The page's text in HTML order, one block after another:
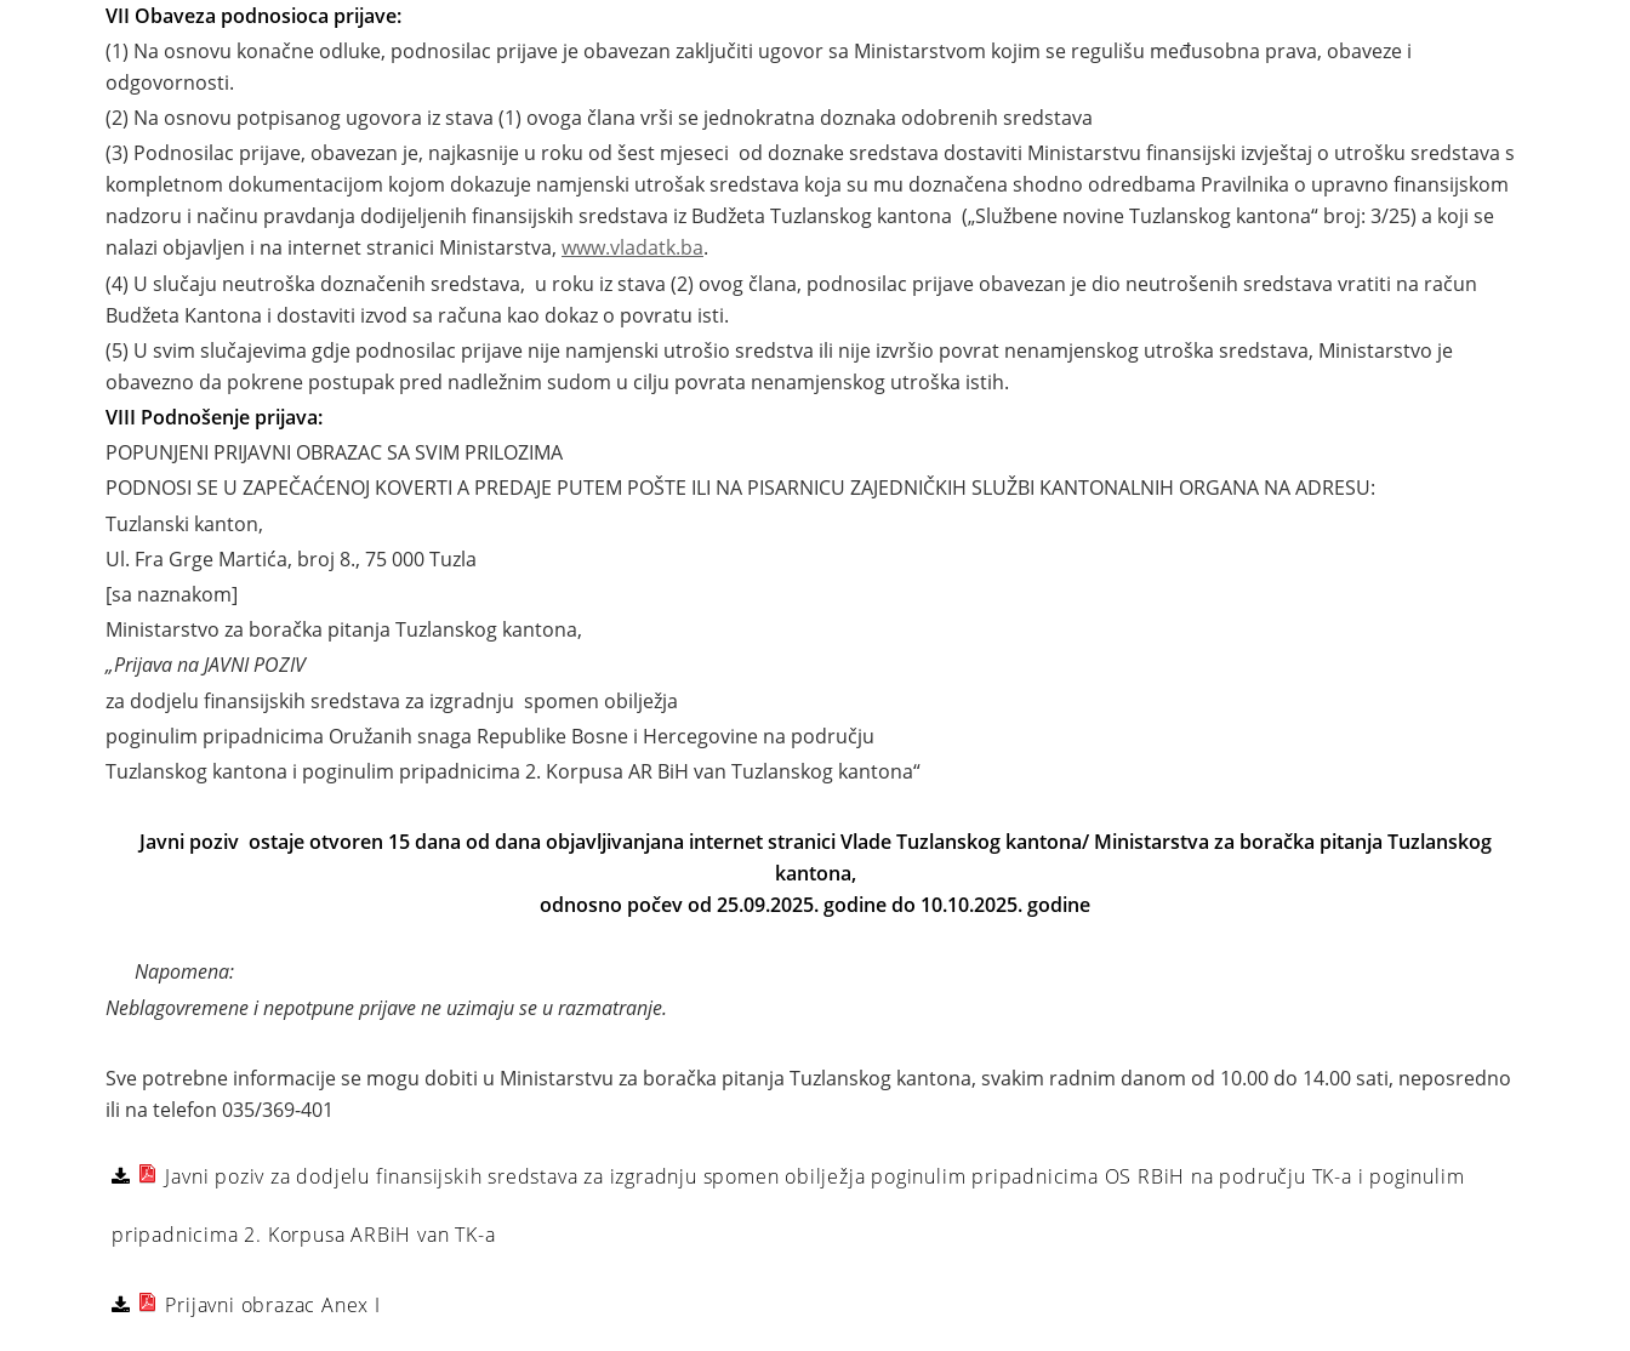
VII Obaveza podnosioca prijave:
(1) Na osnovu konačne odluke, podnosilac prijave je obavezan zaključiti ugovor sa Ministarstvom kojim se regulišu međusobna prava, obaveze i
odgovornosti.
(2) Na osnovu potpisanog ugovora iz stava (1) ovoga člana vrši se jednokratna doznaka odobrenih sredstava
(3) Podnosilac prijave, obavezan je, najkasnije u roku od šest mjeseci od doznake sredstava dostaviti Ministarstvu finansijski izvještaj o utrošku sredstava s
kompletnom dokumentacijom kojom dokazuje namjenski utrošak sredstava koja su mu doznačena shodno odredbama Pravilnika о upravno finansijskom
nadzoru i načinu pravdanja dodijeljenih finansijskih sredstava iz Budžeta Tuzlanskog kantona („Službene novine Tuzlanskog kantona“ broj: 3/25) a koji se
nalazi objavljen i na internet stranici Ministarstva, www.vladatk.ba.
(4) U slučaju neutroška doznačenih sredstava, u roku iz stava (2) ovog člana, podnosilac prijave obavezan je dio neutrošenih sredstava vratiti na račun
Budžeta Kantona i dostaviti izvod sa računa kao dokaz o povratu isti.
(5) U svim slučajevima gdje podnosilac prijave nije namjenski utrošio sredstva ili nije izvršio povrat nenamjenskog utroška sredstava, Ministarstvo je
obavezno da pokrene postupak pred nadležnim sudom u cilju povrata nenamjenskog utroška istih.
VIII Podnošenje prijava:
POPUNJENI PRIJAVNI OBRAZAC SA SVIM PRILOZIMA
PODNOSI SE U ZAPEČAĆENOJ KOVERTI A PREDAJE PUTEM POŠTE ILI NA PISARNICU ZAJEDNIČKIH SLUŽBI KANTONALNIH ORGANA NA ADRESU:
Tuzlanski kanton,
Ul. Fra Grge Martića, broj 8., 75 000 Tuzla
[sa naznakom]
Ministarstvo za boračka pitanja Tuzlanskog kantona,
„Prijava na JAVNI POZIV
za dodjelu finansijskih sredstava za izgradnju spomen obilježja
poginulim pripadnicima Oružanih snaga Republike Bosne i Hercegovine na području
Tuzlanskog kantona i poginulim pripadnicima 2. Korpusa AR BiH van Tuzlanskog kantona“
Javni poziv ostaje otvoren 15 dana od dana objavljivanjana internet stranici Vlade Tuzlanskog kantona/ Ministarstva za boračka pitanja Tuzlanskog
kantona,
odnosno počev od 25.09.2025. godine do 10.10.2025. godine
Napomena:
Neblagovremene i nepotpune prijavene uzimaju se u razmatranje.
Sve potrebne informacije se mogu dobiti u Ministarstvu za boračka pitanja Tuzlanskog kantona, svakim radnim danom od 10.00 do 14.00 sati, neposredno
ili na telefon 035/369-401
Javni poziv za dodjelu finansijskih sredstava za izgradnju spomen obilježja poginulim pripadnicima OS RBiH na području TK-a i poginulim
pripadnicima 2. Korpusa ARBiH van TK-a
Prijavni obrazac Anex I